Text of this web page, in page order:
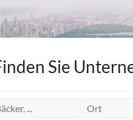
für Familienrecht
Sie